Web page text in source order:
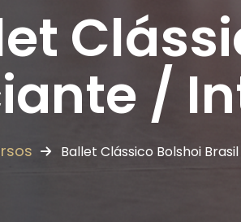
/
Ballet Clássico Bolshoi